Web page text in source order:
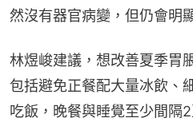
然沒有器官病變，但仍會明
林煜峻建議，想改善夏季胃
包括避免正餐配大量冰飲、
吃飯，晚餐與睡覺至少間隔